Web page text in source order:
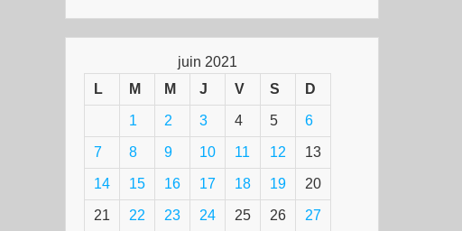
juin 2021
L
M M J V S D
1 2 3 4 5 6
7 8 9 10 11 12 13
14 15 16 17 18 19 20
21 22 23 24 25 26 27